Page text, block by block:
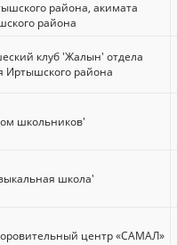
района, акимата
района
клуб 'Жалын' отдела
Иртышского района
школьников'
школа'
центр «САМАЛ»